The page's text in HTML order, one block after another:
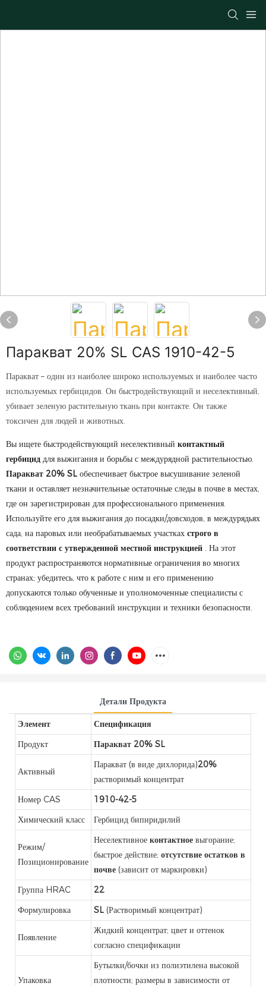
Паракват 20% SL CAS 1910-42-5
Паракват – один из наиболее широко используемых и наиболее часто
используемых гербицидов. Он быстродействующий и неселективный,
убивает зеленую растительную ткань при контакте. Он также
токсичен для людей и животных.
Вы ищете быстродействующий неселективный контактный
гербицид для выжигания и борьбы с междурядной растительностью.
Паракват 20% SL обеспечивает быстрое высушивание зеленой
ткани и оставляет незначительные остаточные следы в почве в местах,
где он зарегистрирован для профессионального применения.
Используйте его для выжигания до посадки/довсходов, в междурядьях
сада, на паровых или необрабатываемых участках строго в
соответствии с утвержденной местной инструкцией . На этот
продукт распространяются нормативные ограничения во многих
странах; убедитесь, что к работе с ним и его применению
допускаются только обученные и уполномоченные специалисты с
соблюдением всех требований инструкции и техники безопасности.
Детали Продукта
Элемент
Спецификация
Продукт
Паракват 20% SL
Активный
Паракват (в виде дихлорида)20%
растворимый концентрат
Номер CAS
1910-42-5
Химический класс
Гербицид бипиридилий
Режим/
Позиционирование
Неселективное контактное выгорание;
быстрое действие; отсутствие остатков в
почве (зависит от маркировки)
Группа HRAC
22
Формулировка
SL (Растворимый концентрат)
Появление
Жидкий концентрат; цвет и оттенок
согласно спецификации
Упаковка
Бутылки/бочки из полиэтилена высокой
плотности; размеры в зависимости от